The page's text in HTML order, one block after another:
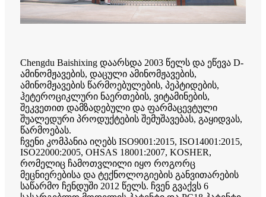
Chengdu Baishixing დაარსდა 2003 წელს და ეწევა D-
ამინომჟავების, დაცული ამინომჟავების,
ამინომჟავების წარმოებულების, პეპტიდების,
ჰეტეროციკლური ნაერთების, ვიტამინების,
შეკვეთით დამზადებული და ფარმაცევტული
შუალედური პროდუქტების შემუშავებას, გაყიდვას,
წარმოებას.
ჩვენი კომპანია იღებს ISO9001:2015, ISO14001:2015,
ISO22000:2005, OHSAS 18001:2007, KOSHER,
რომელიც ჩამოთვლილი იყო როგორც
მეცნიერებისა და ტექნოლოგიების განვითარების
საწარმო ჩენდუში 2012 წელს. ჩვენ გვაქვს 6